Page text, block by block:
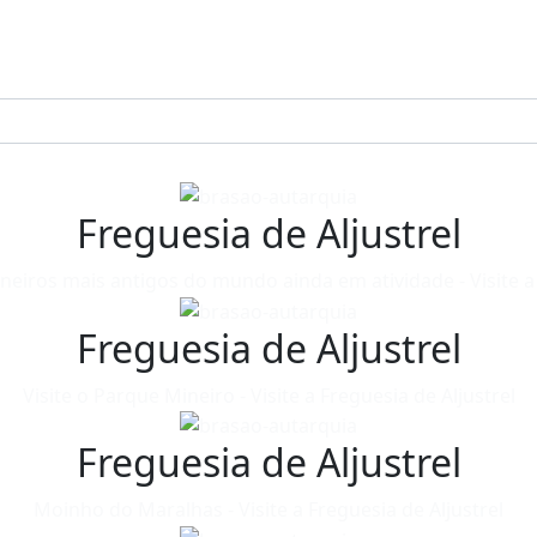
Freguesia de Aljustrel
Freguesia de Aljustrel
Freguesia de Aljustrel